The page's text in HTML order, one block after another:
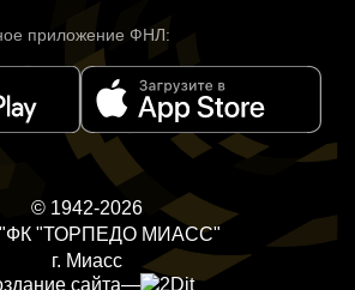
приложение ФНЛ:
© 1942-2026
"ТОРПЕДО МИАСС"
г. Миасс
сайта—